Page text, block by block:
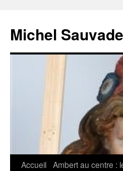
Michel Sauvade
Aller
Accueil Ambert au centre :